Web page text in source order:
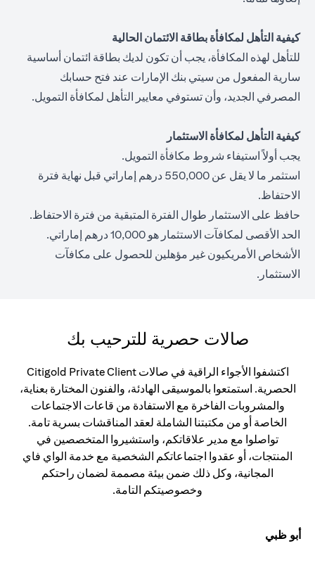
كيفية التأهل لمكافأة بطاقة الائتمان الحالية
للتأهل لهذه المكافأة، يجب أن تكون لديك بطاقة ائتمان أساسية
سارية المفعول من سيتي بنك الإمارات عند فتح حسابك
المصرفي الجديد، وأن تستوفي معايير التأهل لمكافأة التمويل.
كيفية التأهل لمكافأة الاستثمار
يجب أولاً استيفاء شروط مكافأة التمويل.
استثمر ما لا يقل عن 550,000 درهم إماراتي قبل نهاية فترة
الاحتفاظ.
حافظ على الاستثمار طوال الفترة المتبقية من فترة الاحتفاظ.
الحد الأقصى لمكافآت الاستثمار هو 10,000 درهم إماراتي.
الأشخاص الأمريكيون غير مؤهلين للحصول على مكافآت
الاستثمار.
صالات حصرية للترحيب بك
اكتشفوا الأجواء الراقية في صالات Citigold Private Client
الحصرية. استمتعوا بالموسيقى الهادئة، والفنون المختارة بعناية،
والمشروبات الفاخرة مع الاستفادة من قاعات الاجتماعات
الخاصة أو من مكتبتنا الشاملة لعقد المناقشات بسرية تامة.
تواصلوا مع مدير علاقاتكم، واستشيروا المتخصصين في
المنتجات، أو عقدوا اجتماعاتكم الشخصية مع خدمة الواي فاي
المجانية، وكل ذلك ضمن بيئة مصممة لضمان راحتكم
وخصوصيتكم التامة.
أبو ظبي